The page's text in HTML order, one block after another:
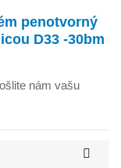
penotvorný
D33 -30bm
nám vašu